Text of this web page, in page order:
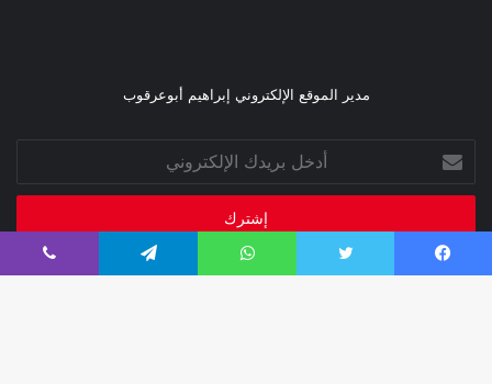
مدير الموقع الإلكتروني إبراهيم أبوعرقوب
أدخل
بريدك
الإلكتروني
فيسبوك تويتر واتساب تيلقرام ڤايبر